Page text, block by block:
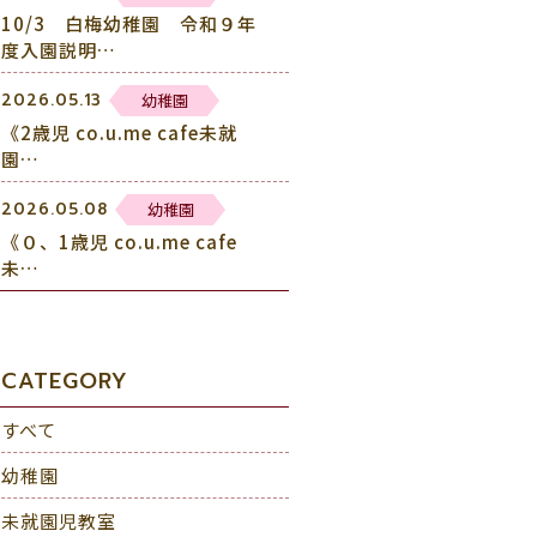
10/3 白梅幼稚園 令和９年
度入園説明…
2026.05.13 幼稚園
《2歳児 co.u.me cafe未就
園…
2026.05.08 幼稚園
《０、1歳児 co.u.me cafe
未…
CATEGORY
すべて
幼稚園
未就園児教室